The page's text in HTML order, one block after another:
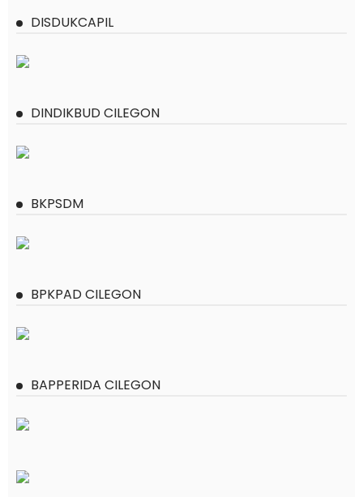
DISDUKCAPIL
DINDIKBUD CILEGON
BKPSDM
BPKPAD CILEGON
BAPPERIDA CILEGON